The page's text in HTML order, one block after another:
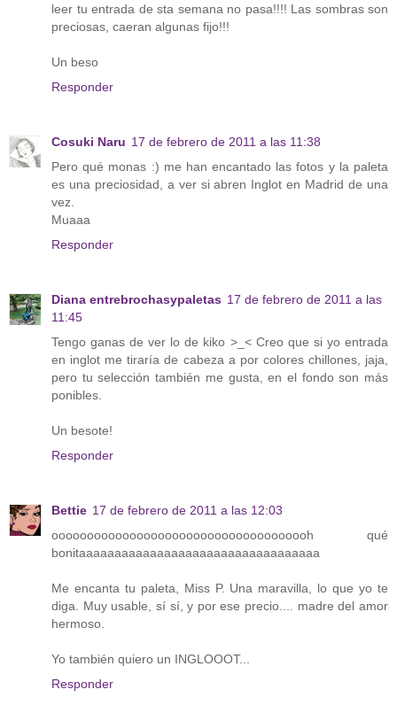
leer tu entrada de sta semana no pasa!!!! Las sombras son
preciosas, caeran algunas fijo!!!
Un beso
Responder
Cosuki Naru 17 de febrero de 2011 a las 11:38
Pero qué monas :) me han encantado las fotos y la paleta
es una preciosidad, a ver si abren Inglot en Madrid de una
vez.
Muaaa
Responder
Diana entrebrochasypaletas 17 de febrero de 2011 a las
11:45
Tengo ganas de ver lo de kiko >_< Creo que si yo entrada
en inglot me tiraría de cabeza a por colores chillones, jaja,
pero tu selección también me gusta, en el fondo son más
ponibles.
Un besote!
Responder
Bettie 17 de febrero de 2011 a las 12:03
ooooooooooooooooooooooooooooooooooooh qué
bonitaaaaaaaaaaaaaaaaaaaaaaaaaaaaaaaaaa
Me encanta tu paleta, Miss P. Una maravilla, lo que yo te
diga. Muy usable, sí sí, y por ese precio.... madre del amor
hermoso.
Yo también quiero un INGLOOOT...
Responder